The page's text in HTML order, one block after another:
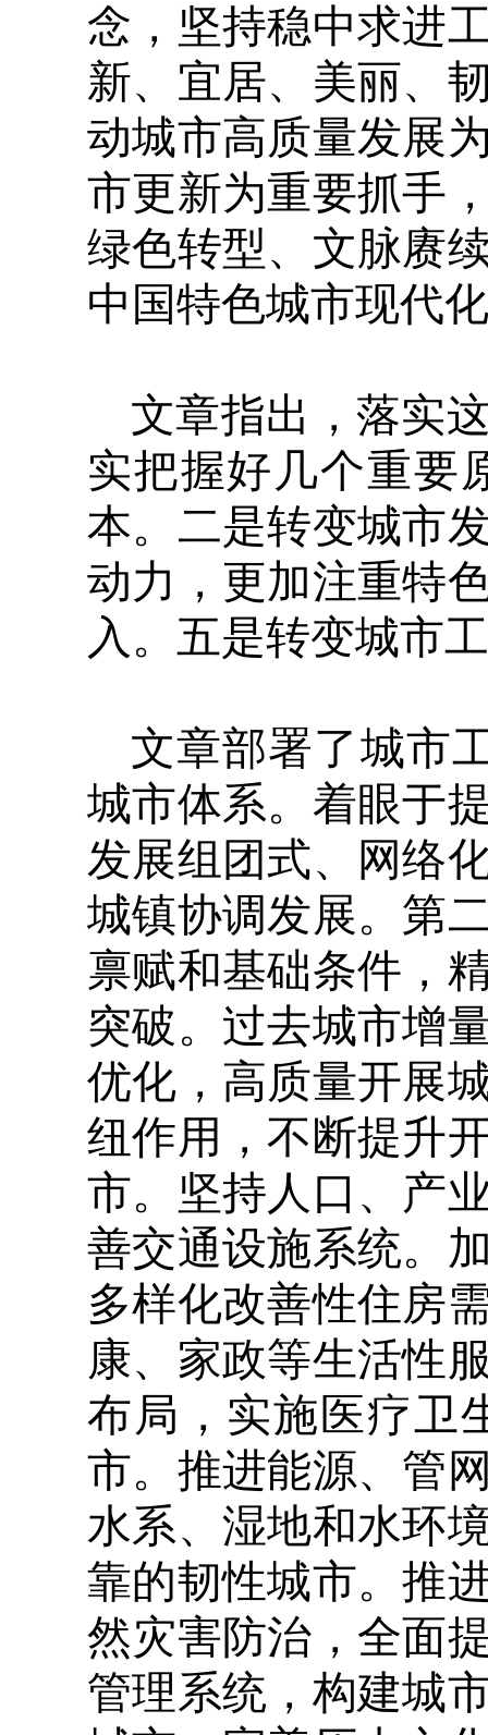
念，坚持稳中求进
新、宜居、美丽、
动城市高质量发展
市更新为重要抓手
绿色转型、文脉赓
中国特色城市现代
文章指出，落实
实把握好几个重要
本。二是转变城市
动力，更加注重特
入。五是转变城市
文章部署了城市
城市体系。着眼于
发展组团式、网络
城镇协调发展。第
禀赋和基础条件，
突破。过去城市增
优化，高质量开展
纽作用，不断提升
市。坚持人口、产
善交通设施系统。
多样化改善性住房
康、家政等生活性
布局，实施医疗卫
市。推进能源、管
水系、湿地和水环
靠的韧性城市。推
然灾害防治，全面
管理系统，构建城